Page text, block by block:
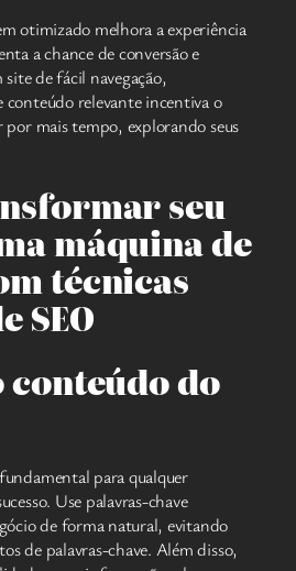
otimizado melhora a experiência
a chance de conversão e
de fácil navegação,
conteúdo relevante incentiva o
mais tempo, explorando seus
seu
máquina de
técnicas
SEO
conteúdo do
para qualquer
Use palavras-chave
de forma natural, evitando
de palavras-chave. Além disso,